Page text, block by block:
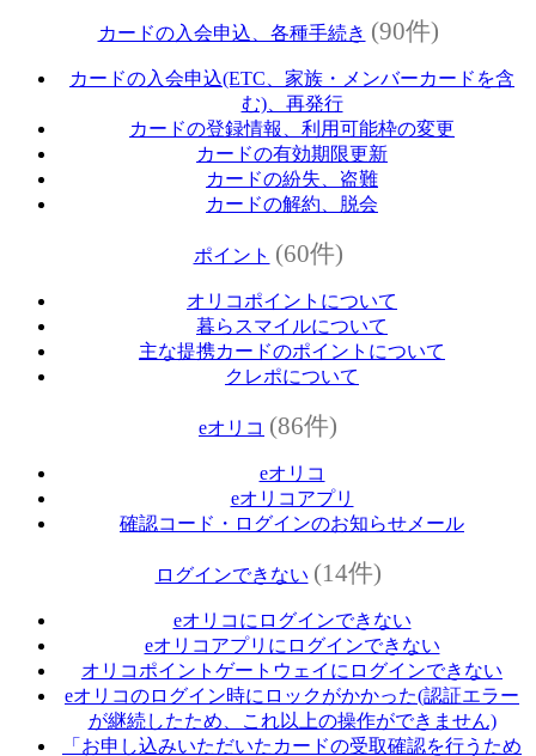
カードの入会申込、各種手続き (90件)
カードの入会申込(ETC、家族・メンバーカードを含
む)、再発行
カードの登録情報、利用可能枠の変更
カードの有効期限更新
カードの紛失、盗難
カードの解約、脱会
ポイント (60件)
オリコポイントについて
暮らスマイルについて
主な提携カードのポイントについて
クレポについて
eオリコ (86件)
eオリコ
eオリコアプリ
確認コード・ログインのお知らせメール
ログインできない (14件)
eオリコにログインできない
eオリコアプリにログインできない
オリコポイントゲートウェイにログインできない
eオリコのログイン時にロックがかかった(認証エラー
が継続したため、これ以上の操作ができません)
「お申し込みいただいたカードの受取確認を行うため